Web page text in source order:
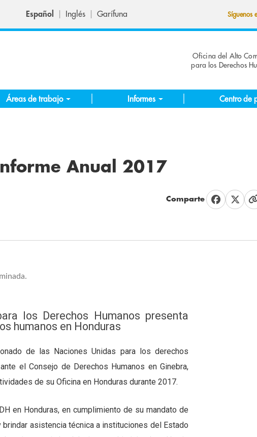
Español Inglés Garífuna Síguenos
Oficina del Alto
para los Derechos
Áreas de trabajo Informes Centro de
Anual 2017
Comparte
los Derechos Humanos presenta
humanos en Honduras
de las Naciones Unidas para los derechos
el Consejo de Derechos Humanos en Ginebra,
de su Oficina en Honduras durante 2017.
en Honduras, en cumplimiento de su mandato de
asistencia técnica a instituciones del Estado